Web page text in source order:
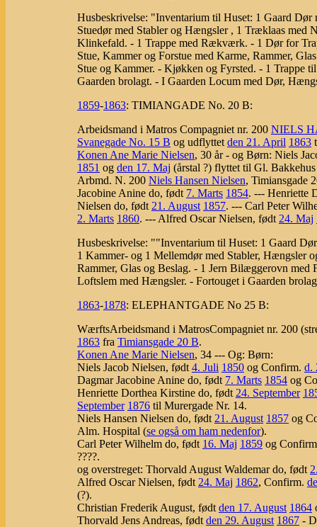
Husbeskrivelse: "Inventarium til Huset: 1 Gaard
Stuedør med Stabler og Hængsler , 1 Træklaas med
Klinkefald. - 1 Trappe med Rækværk. - 1 Dør for
Stue, Kammer og Forstue med Karme, Rammer,
Stue og Kammer. - Kjøkken og Fyrsted. - 1 Trappe
Gaarden brolagt. - I Gaarden Locum med Dør,
1859-1863: TIMIANGADE No. 20 B:
Arbeidsmand i Matros Compagniet nr. 200 NIELS
Svanegade No. 15 B og udflyttet den 21. April 1863
Konen Ane Marie Nielsen, 30 år - og Børn: Niels
1851 og den 17. Maj (årstal ?) flyttet til Gl.
Arbmd. N. 200 Niels Hansen Nielsen, Timiansgade
Jacobine Anine do, født 7. Marts 1854. --- Henriette
Nielsen do, født 21. August 1857. --- Carl Peter
2. Marts 1860. --- Alfred Oscar Nielsen, født 24. Maj
Husbeskrivelse: ""Inventarium til Huset: 1 Gaard
1 Kammer- og 1 Mellemdør med Stabler, Hængsler
Rammer, Glas og Beslag. - 1 Jern Bilæggerovn
Loftslem med Hængsler. - Fortouget i Gaarden
1863-1878: ELEPHANTGADE No 25 B:
WærftsArbeidsmand i MatrosCompagniet nr. 200
1863 fra Timiansgade 20 B.
Konen Ane Marie Nielsen, 34 --- Og: Børn:
Niels Jacob Nielsen, født 4. Juli 1850 og Confirm. d.
Dagmar Jacobine Anine do, født 7. Marts 1854 og
Henriette Dorthea Kirstine do, født 24. September
September 1876 til Murergade Nr. 14.
Niels Hansen Nielsen do, født 21. August 1857 og
Alm. Hospital (se også om ham nedenfor).
Carl Peter Wilhelm do, født 16. Maj 1859 og
????.
og overstreget: Thorvald August Waldemar do, født
Alfred Oscar Nielsen, født 24. Maj 1862, Confirm.
(?).
Christian Frederik August, født den 17. August 1864
Thorvald Jens Andreas, født den 29. August 1867 -